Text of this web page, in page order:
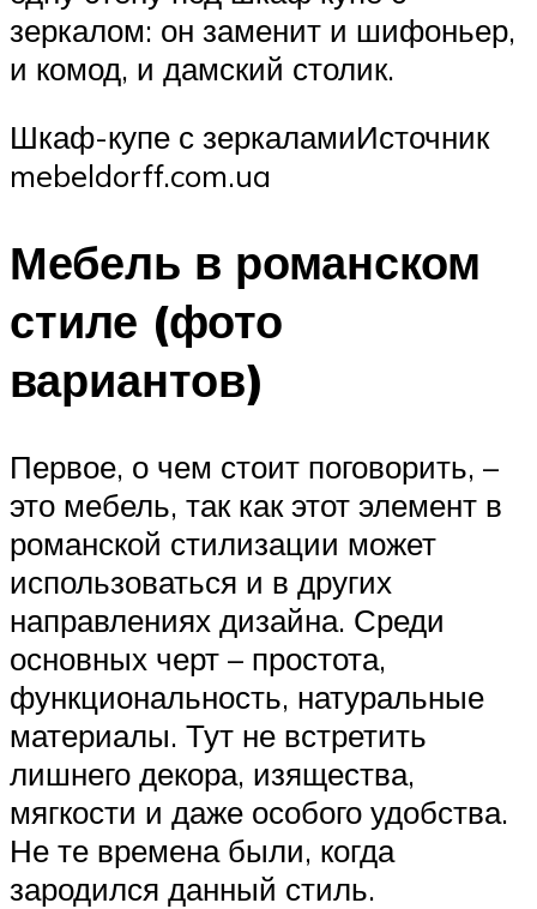
зеркалом: он заменит и шифоньер,
и комод, и дамский столик.
Шкаф-купе с зеркаламиИсточник
mebeldorff.com.ua
Мебель в романском
стиле (фото
вариантов)
Первое, о чем стоит поговорить, –
это мебель, так как этот элемент в
романской стилизации может
использоваться и в других
направлениях дизайна. Среди
основных черт – простота,
функциональность, натуральные
материалы. Тут не встретить
лишнего декора, изящества,
мягкости и даже особого удобства.
Не те времена были, когда
зародился данный стиль.